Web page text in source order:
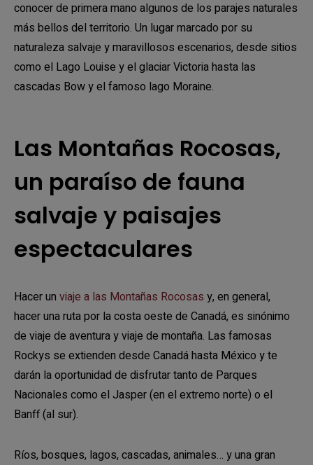
conocer de primera mano algunos de los parajes naturales
más bellos del territorio. Un lugar marcado por su
naturaleza salvaje y maravillosos escenarios, desde sitios
como el Lago Louise y el glaciar Victoria hasta las
cascadas Bow y el famoso lago Moraine.
Las Montañas Rocosas,
un paraíso de fauna
salvaje y paisajes
espectaculares
Hacer un viaje a las Montañas Rocosas y, en general,
hacer una ruta por la costa oeste de Canadá, es sinónimo
de viaje de aventura y viaje de montaña. Las famosas
Rockys se extienden desde Canadá hasta México y te
darán la oportunidad de disfrutar tanto de Parques
Nacionales como el Jasper (en el extremo norte) o el
Banff (al sur).
Ríos, bosques, lagos, cascadas, animales… y una gran